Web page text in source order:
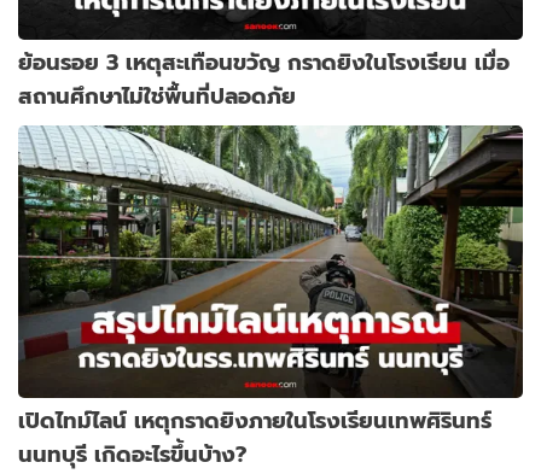
ย้อนรอย 3 เหตุสะเทือนขวัญ กราดยิงในโรงเรียน เมื่อ
สถานศึกษาไม่ใช่พื้นที่ปลอดภัย
เปิดไทม์ไลน์ เหตุกราดยิงภายในโรงเรียนเทพศิรินทร์
นนทบุรี เกิดอะไรขึ้นบ้าง?